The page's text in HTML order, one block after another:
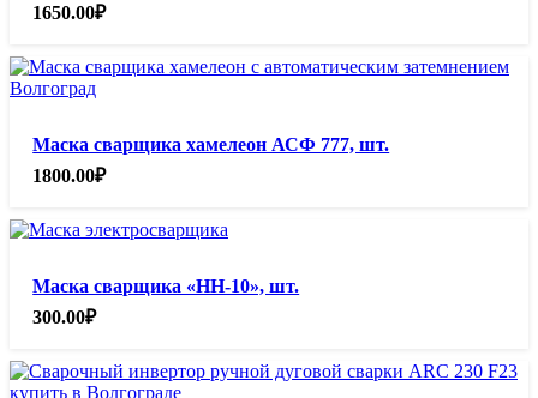
1650.00₽
Маска сварщика хамелеон АСФ 777, шт.
1800.00₽
Маска сварщика «НН-10», шт.
300.00₽